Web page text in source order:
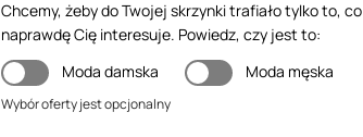
Chcemy, żeby do Twojej skrzynki trafiało tylko to, co
naprawdę Cię interesuje. Powiedz, czy jest to:
Moda damska
Moda męska
Wybór oferty jest opcjonalny